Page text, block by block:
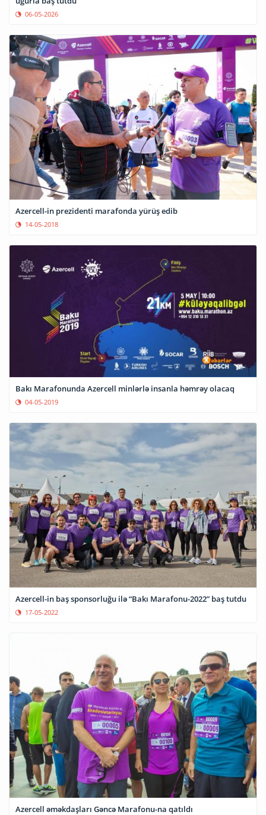
06-05-2026
Azercell-in prezidenti marafonda yürüş edib
14-05-2018
Bakı Marafonunda Azercell minlərlə insanla həmrəy olacaq
04-05-2019
Azercell-in baş sponsorluğu ilə “Bakı Marafonu-2022” baş tutdu
17-05-2022
Azercell əməkdaşları Gəncə Marafonu-na qatıldı